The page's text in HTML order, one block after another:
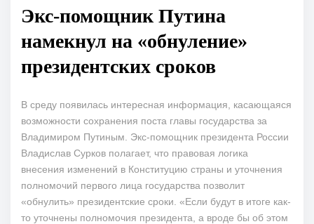
Экс-помощник Путина
намекнул на «обнуление»
президентских сроков
В среду появилась интересная информация, касающаяся
возможности сохранения поста главы государства за
Владимиром Путиным. Экс-помощник президента России
Владислав Сурков полагает, что правовая логика
внесения изменений в Конституцию страны и уточнения
полномочий первого лица государства позволит
«обнулить» президентские сроки. «Если будут в итоге как-
то уточнены полномочия президента, а вроде бы об этом